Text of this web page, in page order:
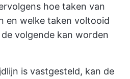
hoe taken van
en welke taken voltooid
volgende kan worden
is vastgesteld, kan de